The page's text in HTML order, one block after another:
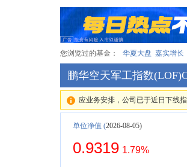
您浏览过的基金： 华夏大盘 嘉实增长
鹏华空天军工指数
应业务安排，公司已于近日下线
单位净值 (2026-08-05)
0.9319 1.79%